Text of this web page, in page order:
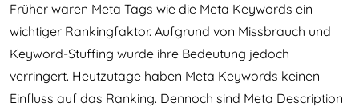
Früher waren Meta Tags wie die Meta Keywords ein
wichtiger Rankingfaktor. Aufgrund von Missbrauch und
Keyword-Stuffing wurde ihre Bedeutung jedoch
verringert. Heutzutage haben Meta Keywords keinen
Einfluss auf das Ranking. Dennoch sind Meta Description